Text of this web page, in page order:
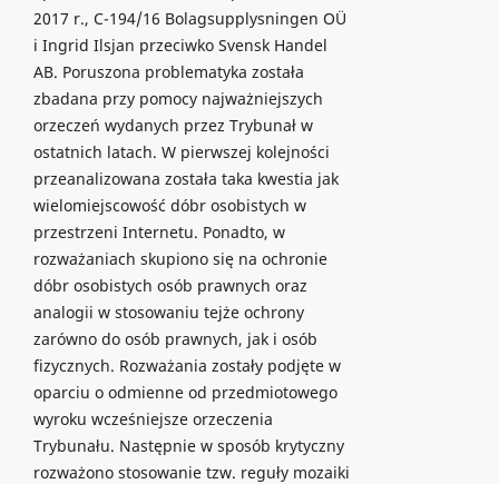
2017 r., C-194/16 Bolagsupplysningen OÜ
i Ingrid Ilsjan przeciwko Svensk Handel
AB. Poruszona problematyka została
zbadana przy pomocy najważniejszych
orzeczeń wydanych przez Trybunał w
ostatnich latach. W pierwszej kolejności
przeanalizowana została taka kwestia jak
wielomiejscowość dóbr osobistych w
przestrzeni Internetu. Ponadto, w
rozważaniach skupiono się na ochronie
dóbr osobistych osób prawnych oraz
analogii w stosowaniu tejże ochrony
zarówno do osób prawnych, jak i osób
fizycznych. Rozważania zostały podjęte w
oparciu o odmienne od przedmiotowego
wyroku wcześniejsze orzeczenia
Trybunału. Następnie w sposób krytyczny
rozważono stosowanie tzw. reguły mozaiki